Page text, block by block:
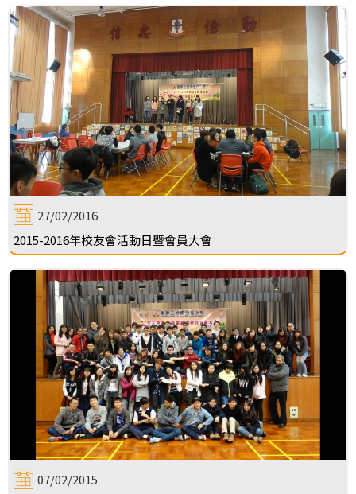
27/02/2016
2015-2016年校友會活動日暨會員大會
07/02/2015